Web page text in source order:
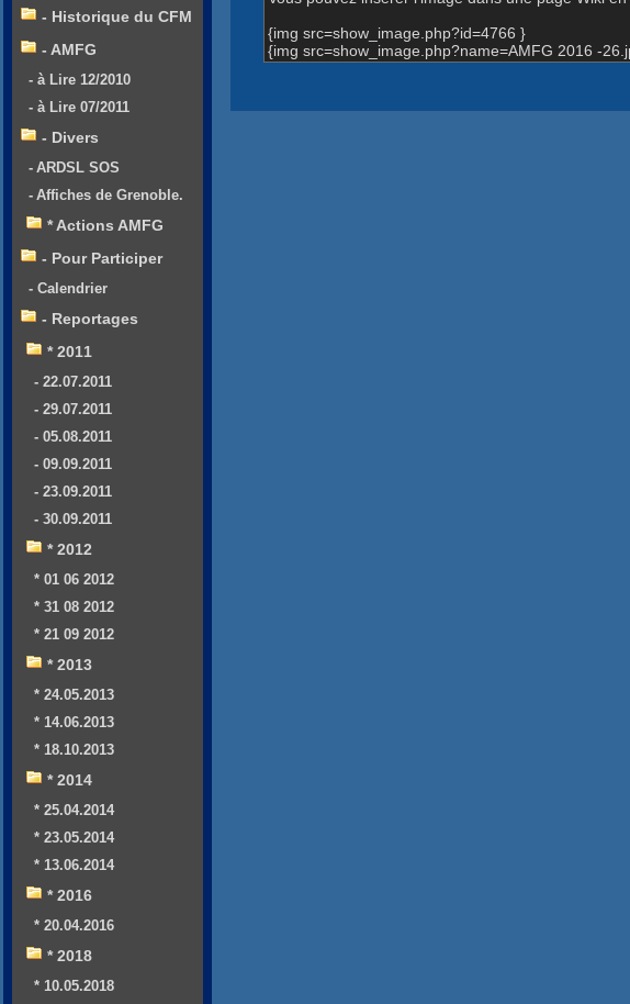
{img src=show_image.php?id=4766 }
{img src=show_image.php?name=AMFG 2016 -
- Historique du CFM
- AMFG
- à Lire 12/2010
- à Lire 07/2011
- Divers
- ARDSL SOS
- Affiches de Grenoble.
* Actions AMFG
- Pour Participer
- Calendrier
- Reportages
* 2011
- 22.07.2011
- 29.07.2011
- 05.08.2011
- 09.09.2011
- 23.09.2011
- 30.09.2011
* 2012
* 01 06 2012
* 31 08 2012
* 21 09 2012
* 2013
* 24.05.2013
* 14.06.2013
* 18.10.2013
* 2014
* 25.04.2014
* 23.05.2014
* 13.06.2014
* 2016
* 20.04.2016
* 2018
* 10.05.2018